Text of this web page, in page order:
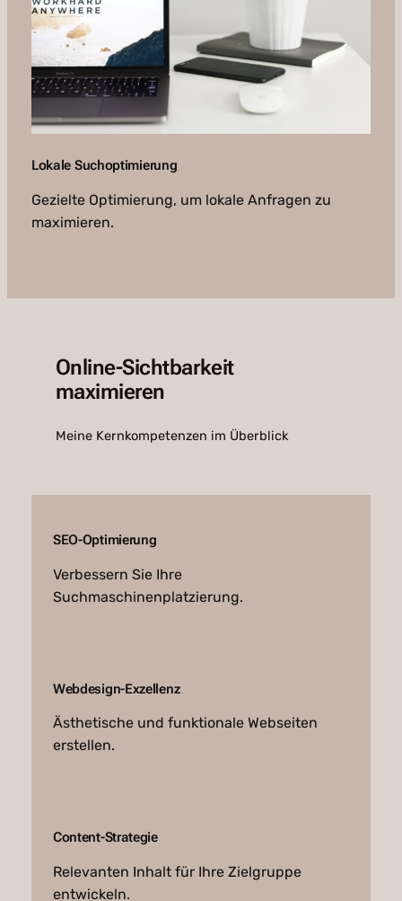
Lokale Suchoptimierung
Gezielte Optimierung, um lokale Anfragen zu
maximieren.
Online-Sichtbarkeit
maximieren
Meine Kernkompetenzen im Überblick
SEO-Optimierung
Verbessern Sie Ihre
Suchmaschinenplatzierung.
Webdesign-Exzellenz
Ästhetische und funktionale Webseiten
erstellen.
Content-Strategie
Relevanten Inhalt für Ihre Zielgruppe
entwickeln.